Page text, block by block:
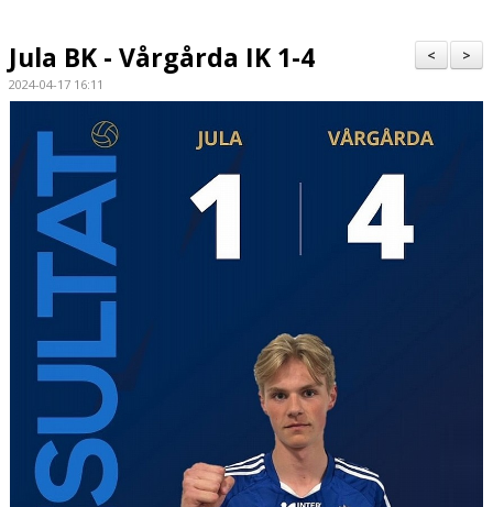
BILDGALLERI
KONTAKT
GÄSTBOK
>
<
Jula BK - Vårgårda IK 1-4
2024-04-17 16:11